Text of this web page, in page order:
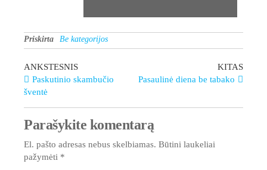
Priskirta Be kategorijos
ANKSTESNIS
Paskutinio skambučio
šventė
KITAS
Pasaulinė diena be tabako
Parašykite komentarą
El. pašto adresas nebus skelbiamas. Būtini laukeliai
pažymėti *